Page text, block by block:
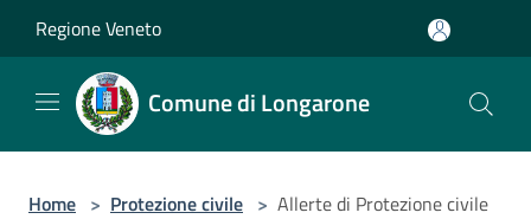
Regione Veneto
Comune di Longarone
Home > Protezione civile > Allerte di Protezione civile